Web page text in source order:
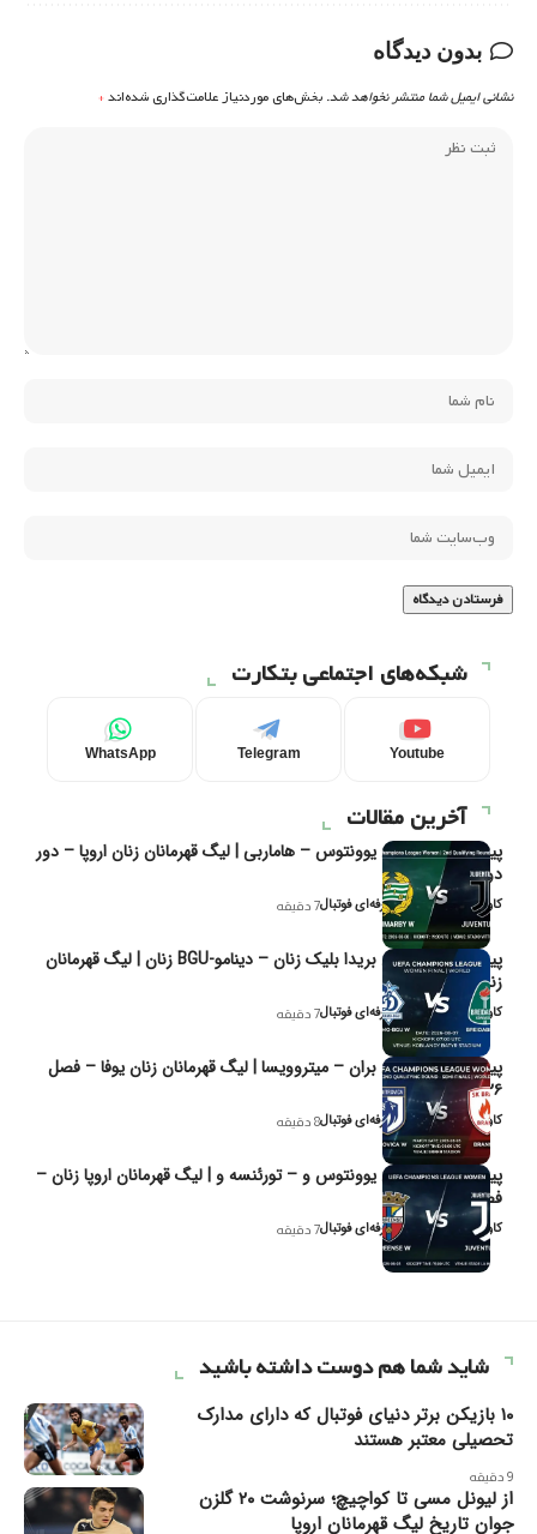
بدون دیدگاه
نشانی ایمیل شما منتشر نخواهد شد. بخش‌های موردنیاز علامت‌گذاری شده‌اند*
شبکه‌های اجتماعی بتکارت
Youtube
Telegram
WhatsApp
آخرین مقالات
پیش‌بینی و تحلیل یوونتوس – هاماربی | لیگ قهرمانان زنان اروپا – دور
دوم مرحله
کاوه نیک‌فر، تحلیل‌گر حرفه‌ای فوتبال7 دقیقه
پیش‌بینی و تحلیل بریدا بلیک زنان – دینامو-BGU زنان | لیگ قهرمانان
زنان یوفا
کاوه نیک‌فر، تحلیل‌گر حرفه‌ای فوتبال7 دقیقه
پیش‌بینی و تحلیل بران – میتروویسا | لیگ قهرمانان زنان یوفا – فصل
۲۰۲۶
کاوه نیک‌فر، تحلیل‌گر حرفه‌ای فوتبال8 دقیقه
پیش‌بینی و تحلیل یوونتوس و – تورئنسه و | لیگ قهرمانان اروپا زنان –
فصل ۲۰۲۶
کاوه نیک‌فر، تحلیل‌گر حرفه‌ای فوتبال7 دقیقه
شاید شما هم دوست داشته باشید
۱۰ بازیکن برتر دنیای فوتبال که دارای مدارک
تحصیلی معتبر هستند
9 دقیقه
از لیونل مسی تا کواچیچ؛ سرنوشت ۲۰ گلزن
جوان تاریخ لیگ قهرمانان اروپا